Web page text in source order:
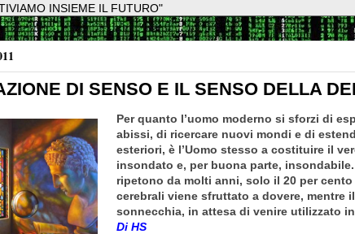
INSIEME IL FUTURO"
DI SENSO E IL SENSO DELLA
Per quanto l’uomo moderno si sforzi di
abissi, di ricercare nuovi mondi e di
esteriori, è l’Uomo stesso a costituire il
insondato e, per buona parte,
ripetono da molti anni, solo il 20 per
cerebrali viene sfruttato a dovere, mentre
sonnecchia, in attesa di venire utilizzato
Di HS